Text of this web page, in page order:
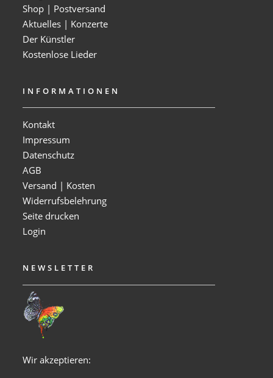
Shop | Postversand
Aktuelles | Konzerte
Der Künstler
Kostenlose Lieder
INFORMATIONEN
Kontakt
Impressum
Datenschutz
AGB
Versand | Kosten
Widerrufsbelehrung
Seite drucken
Login
NEWSLETTER
Wir akzeptieren: